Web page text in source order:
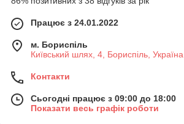
Працює з 24.01.2022
м. Бориспіль
Київський шлях, 4, Бориспіль, Україна
Контакти
Сьогодні працює з 09:00 до 18:00
Показати весь графік роботи